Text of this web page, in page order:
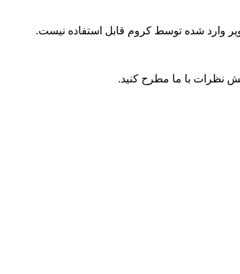
نظرات با ما مطرح کنید.